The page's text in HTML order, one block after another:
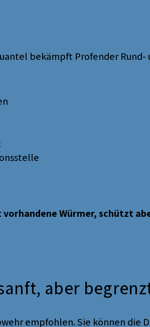
bekämpft Profender Rund-
Würmer, schützt
aber
empfohlen. Sie können die